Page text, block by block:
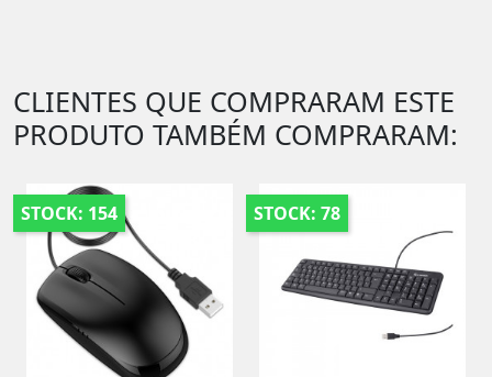
CLIENTES QUE COMPRARAM ESTE
PRODUTO TAMBÉM COMPRARAM:
STOCK: 154 STOCK: 78